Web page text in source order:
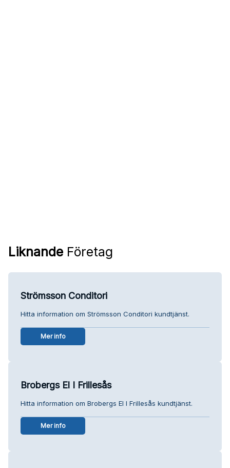
Liknande Företag
Strömsson Conditori
Hitta information om Strömsson Conditori kundtjänst.
Mer info
Brobergs El I Frillesås
Hitta information om Brobergs El I Frillesås kundtjänst.
Mer info